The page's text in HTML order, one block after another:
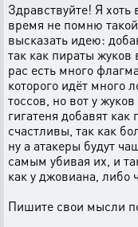
Здравствуйте! Я хоть
время не помню
высказать идею:
так как пираты жуков
рас есть много
которого идёт много
тоссов, но вот у
гигатеня добавят
счастливы, так как
ну а атакеры будут
самым убивая их, и
как у джовиана, либо
Пишите свои мысли